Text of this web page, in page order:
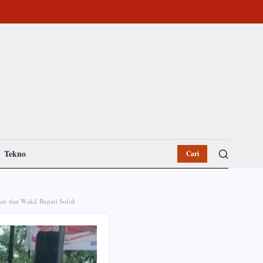
Tekno Cari
dan Wakil Bupati Solok